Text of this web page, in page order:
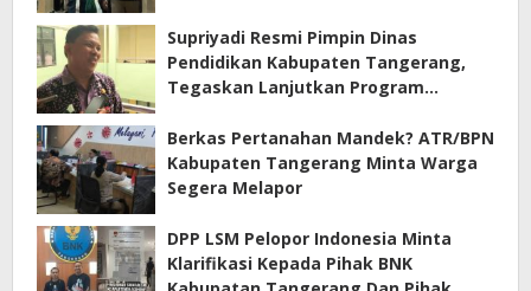
Supriyadi Resmi Pimpin Dinas
Pendidikan Kabupaten Tangerang,
Tegaskan Lanjutkan Program
Berkas Pertanahan Mandek? ATR/BPN
Kabupaten Tangerang Minta Warga
Segera Melapor
DPP LSM Pelopor Indonesia Minta
Klarifikasi Kepada Pihak BNK